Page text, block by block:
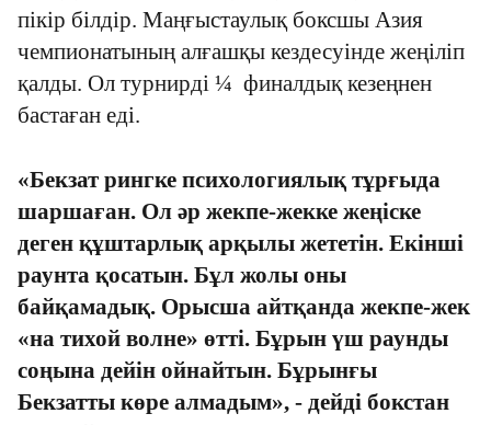
пікір білдір. Маңғыстаулық боксшы Азия
чемпионатының алғашқы кездесуінде жеңіліп
қалды. Ол турнирді ¼ финалдық кезеңнен
бастаған еді.
«Бекзат рингке психологиялық тұрғыда
шаршаған. Ол әр жекпе-жекке жеңіске
деген құштарлық арқылы жететін. Екінші
раунта қосатын. Бұл жолы оны
байқамадық. Орысша айтқанда жекпе-жек
«на тихой волне» өтті. Бұрын үш раунды
соңына дейін ойнайтын. Бұрынғы
Бекзатты көре алмадым», - дейді бокстан